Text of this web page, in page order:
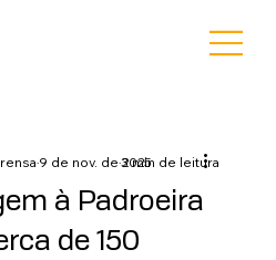
à Padroeira
de 150
9 de nov. de 20253 min de leitura